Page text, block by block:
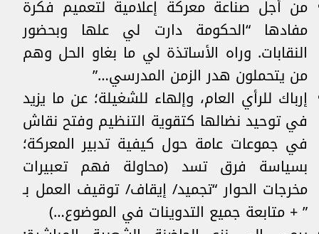
من أجل صناعة معركة إعلامية لتعميم فكرة
مفادها “الحكومة دارت لي علها وبحضور
النقابات. وراه الأساتذة لي ما بغاو الحل وهم
من يتحملون هدر الزمن المدرسي…”
إرباك للرأي العام، وإلهاء للشغيلة؛ عن ما يزيد
في توحيد نضالها كتقوية التنظيم وفتح نقاش
في جموعات عامة حول كيفية تدبير المعركة؛
بسياسة فرق تسد (محاولة فهم تعبيرات
مخرجات الحوار “تجميد/ إيقاف/ توقيف العمل بـ
” + متابعة جميع التدوينات في الموضوع…)